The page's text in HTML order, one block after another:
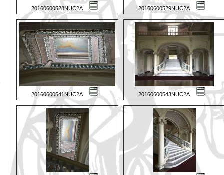
20160600528NUC2A 20160600529NUC2A
20160600541NUC2A 20160600543NUC2A